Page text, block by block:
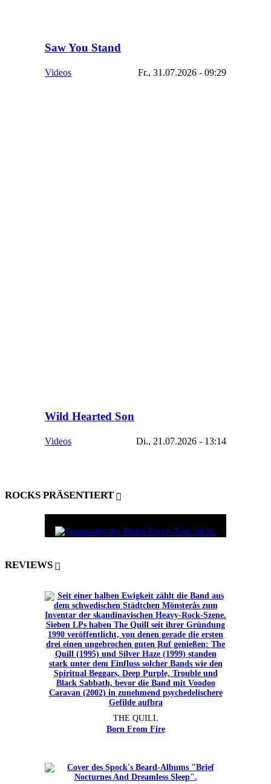
Saw You Stand
Videos Fr., 31.07.2026 - 09:29
Wild Hearted Son
Videos Di., 21.07.2026 - 13:14
ROCKS PRÄSENTIERT
REVIEWS
THE QUILL
Born From Fire